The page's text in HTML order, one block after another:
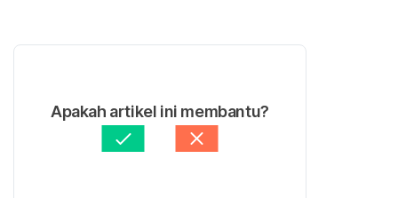
Apakah artikel ini membantu?